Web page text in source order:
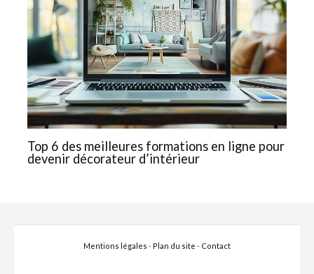
Top 6 des meilleures formations en ligne pour
devenir décorateur d’intérieur
Mentions légales - Plan du site - Contact